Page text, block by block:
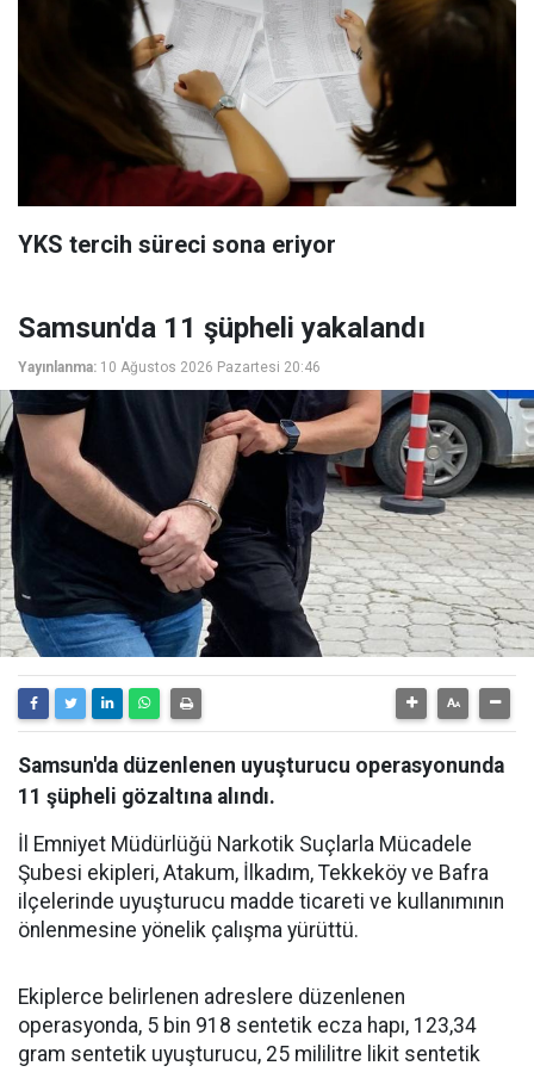
YKS tercih süreci sona eriyor
Samsun'da 11 şüpheli yakalandı
Yayınlanma: 10 Ağustos 2026 Pazartesi 20:46
Samsun'da düzenlenen uyuşturucu operasyonunda
11 şüpheli gözaltına alındı.
İl Emniyet Müdürlüğü Narkotik Suçlarla Mücadele
Şubesi ekipleri, Atakum, İlkadım, Tekkeköy ve Bafra
ilçelerinde uyuşturucu madde ticareti ve kullanımının
önlenmesine yönelik çalışma yürüttü.
Ekiplerce belirlenen adreslere düzenlenen
operasyonda, 5 bin 918 sentetik ecza hapı, 123,34
gram sentetik uyuşturucu, 25 mililitre likit sentetik